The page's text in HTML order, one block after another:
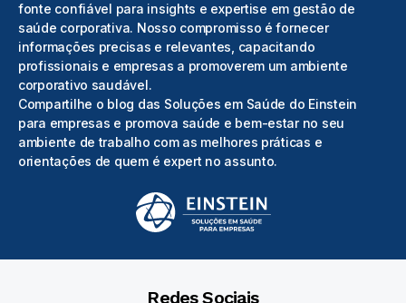
fonte confiável para insights e expertise em gestão de
saúde corporativa. Nosso compromisso é fornecer
informações precisas e relevantes, capacitando
profissionais e empresas a promoverem um ambiente
corporativo saudável.
Compartilhe o blog das Soluções em Saúde do Einstein
para empresas e promova saúde e bem-estar no seu
ambiente de trabalho com as melhores práticas e
orientações de quem é expert no assunto.
Redes Sociais